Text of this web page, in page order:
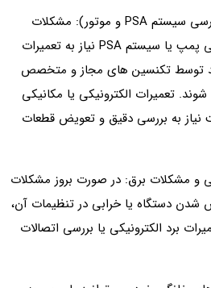
تعمیرات تخصصی (بررسی سیستم PSA و موتور): مشکلات
پیچیده ای مانند خرابی پمپ یا سیستم PSA نیاز به تعمیرات
توسط تکنسین های مجاز و متخصص
تعمیرات الکترونیکی یا مکانیکی
نیاز به بررسی دقیق و تعویض قطعات
و مشکلات برق: در صورت بروز مشکلات
شدن دستگاه یا خرابی در تنظیمات آن،
برد الکترونیکی یا بررسی اتصالات